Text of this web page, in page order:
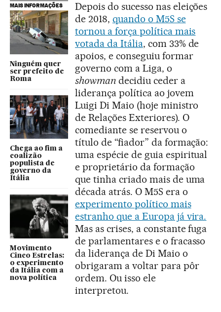
MAIS INFORMAÇÕES
Ninguém quer
ser prefeito de
Roma
Chega ao fim a
coalizão
populista de
governo da
Itália
Movimento
Cinco Estrelas:
o experimento
da Itália com a
nova política
Depois do sucesso nas eleições
de 2018, quando o M5S se
tornou a força política mais
votada da Itália, com 33% de
apoios, e conseguiu formar
governo com a Liga, o
showmandecidiu ceder a
liderança política ao jovem
Luigi Di Maio (hoje ministro
de Relações Exteriores). O
comediante se reservou o
título de “fiador” da formação:
uma espécie de guia espiritual
e proprietário da formação
que tinha criado mais de uma
década atrás. O M5S era o
experimento político mais
estranho que a Europa já vira.
Mas as crises, a constante fuga
de parlamentares e o fracasso
da liderança de Di Maio o
obrigaram a voltar para pôr
ordem. Ou isso ele
interpretou.